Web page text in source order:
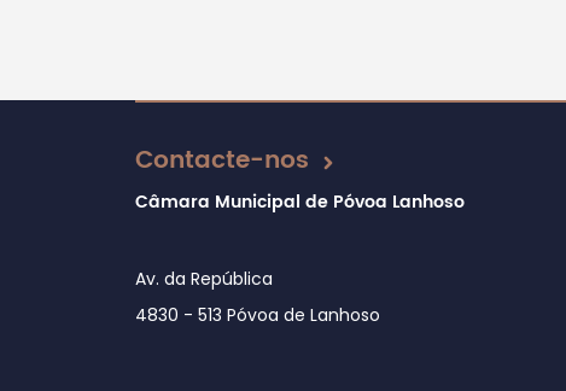
Atualizado em 27/02/2020
Contacte-nos
Câmara Municipal de Póvoa Lanhoso
Av. da República
4830 - 513 Póvoa de Lanhoso